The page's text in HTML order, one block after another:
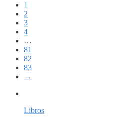
1
2
3
4
…
81
82
83
→
Libros